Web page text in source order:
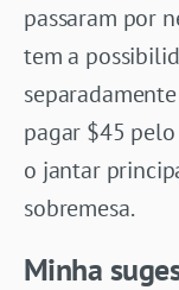
passaram por
tem a
pagar $45
o jantar
sobremesa.
Minha